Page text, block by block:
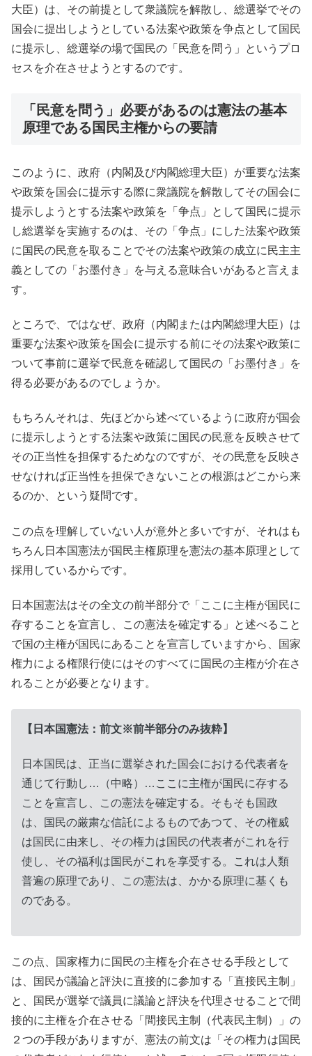
大臣）は、その前提として衆議院を解散し、総選挙でその
国会に提出しようとしている法案や政策を争点として国民
に提示し、総選挙の場で国民の「民意を問う」というプロ
セスを介在させようとするのです。
「民意を問う」必要があるのは憲法の基本
原理である国民主権からの要請
このように、政府（内閣及び内閣総理大臣）が重要な法案
や政策を国会に提示する際に衆議院を解散してその国会に
提示しようとする法案や政策を「争点」として国民に提示
し総選挙を実施するのは、その「争点」にした法案や政策
に国民の民意を取ることでその法案や政策の成立に民主主
義としての「お墨付き」を与える意味合いがあると言えま
す。
ところで、ではなぜ、政府（内閣または内閣総理大臣）は
重要な法案や政策を国会に提示する前にその法案や政策に
ついて事前に選挙で民意を確認して国民の「お墨付き」を
得る必要があるのでしょうか。
もちろんそれは、先ほどから述べているように政府が国会
に提示しようとする法案や政策に国民の民意を反映させて
その正当性を担保するためなのですが、その民意を反映さ
せなければ正当性を担保できないことの根源はどこから来
るのか、という疑問です。
この点を理解していない人が意外と多いですが、それはも
ちろん日本国憲法が国民主権原理を憲法の基本原理として
採用しているからです。
日本国憲法はその全文の前半部分で「ここに主権が国民に
存することを宣言し、この憲法を確定する」と述べること
で国の主権が国民にあることを宣言していますから、国家
権力による権限行使にはそのすべてに国民の主権が介在さ
れることが必要となります。
【日本国憲法：前文※前半部分のみ抜粋】
日本国民は、正当に選挙された国会における代表者を
通じて行動し…（中略）…ここに主権が国民に存する
ことを宣言し、この憲法を確定する。そもそも国政
は、国民の厳粛な信託によるものであつて、その権威
は国民に由来し、その権力は国民の代表者がこれを行
使し、その福利は国民がこれを享受する。これは人類
普遍の原理であり、この憲法は、かかる原理に基くも
のである。
この点、国家権力に国民の主権を介在させる手段として
は、国民が議論と評決に直接的に参加する「直接民主制」
と、国民が選挙で議員に議論と評決を代理させることで間
接的に主権を介在させる「間接民主制（代表民主制）」の
２つの手段がありますが、憲法の前文は「その権力は国民